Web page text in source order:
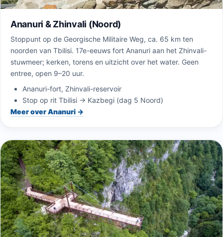
Ananuri & Zhinvali (Noord)
Stoppunt op de Georgische Militaire Weg, ca. 65 km ten
noorden van Tbilisi. 17e-eeuws fort Ananuri aan het Zhinvali-
stuwmeer; kerken, torens en uitzicht over het water. Geen
entree, open 9–20 uur.
Ananuri-fort, Zhinvali-reservoir
Stop op rit Tbilisi → Kazbegi (dag 5 Noord)
Meer over Ananuri →